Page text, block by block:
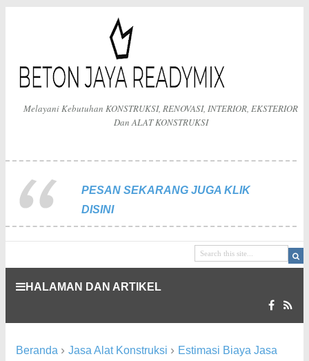
Melayani Kebutuhan KONSTRUKSI, RENOVASI, INTERIOR, EKSTERIOR
Dan ALAT KONSTRUKSI
PESAN SEKARANG JUGA KLIK
DISINI
HALAMAN DAN ARTIKEL
Beranda › Jasa Alat Konstruksi › Estimasi Biaya Jasa